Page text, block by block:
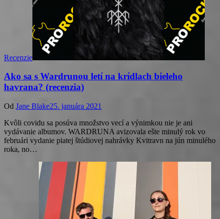
Recenzie
Ako sa s Wardrunou letí na krídlach bieleho
havrana? (recenzia)
Od Jane Blake25. januára 2021
Kvôli covidu sa posúva množstvo vecí a výnimkou nie je ani
vydávanie albumov. WARDRUNA avizovala ešte minulý rok vo
februári vydanie piatej štúdiovej nahrávky Kvitravn na jún minulého
roka, no…